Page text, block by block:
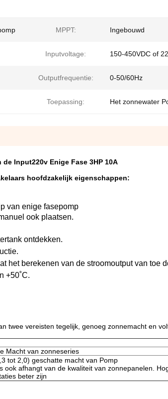
MPPT: Ingebouwd
Inputvoltage: 150-450VDC of
Outputfrequentie: 0-50/60Hz
Toepassing: Het zonnewater
de Input220v Enige Fase 3HP 10A
hoofdzakelijk eigenschappen:
van enige fasepomp
ook plaatsen.
ontdekken.
het berekenen van de stroomoutput van toe
+50˚C.
twee vereisten tegelijk, genoeg zonnemacht en
Macht van zonneseries
tot 2,0) geschatte macht van Pomp
ook afhangt van de kwaliteit van zonnepanelen.
beter zijn